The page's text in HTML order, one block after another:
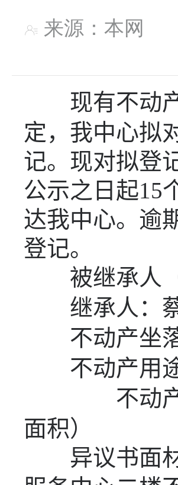
来源：本
现有不动
定，我中心拟
记。现对拟登
公示之日起15
达我中心。逾
登记。
被继承人（
继承人：
不动产坐
不动产用途
不动产
面积）
异议书面材